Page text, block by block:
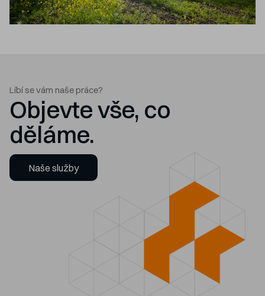
Líbí se vám naše práce?
Objevte vše, co
děláme.
Naše služby